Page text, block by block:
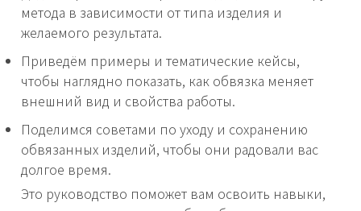
метода в зависимости от типа изделия и
желаемого результата.
Приведём примеры и тематические кейсы,
чтобы наглядно показать, как обвязка меняет
внешний вид и свойства работы.
Поделимся советами по уходу и сохранению
обвязанных изделий, чтобы они радовали вас
долгое время.
Это руководство поможет вам освоить навыки,